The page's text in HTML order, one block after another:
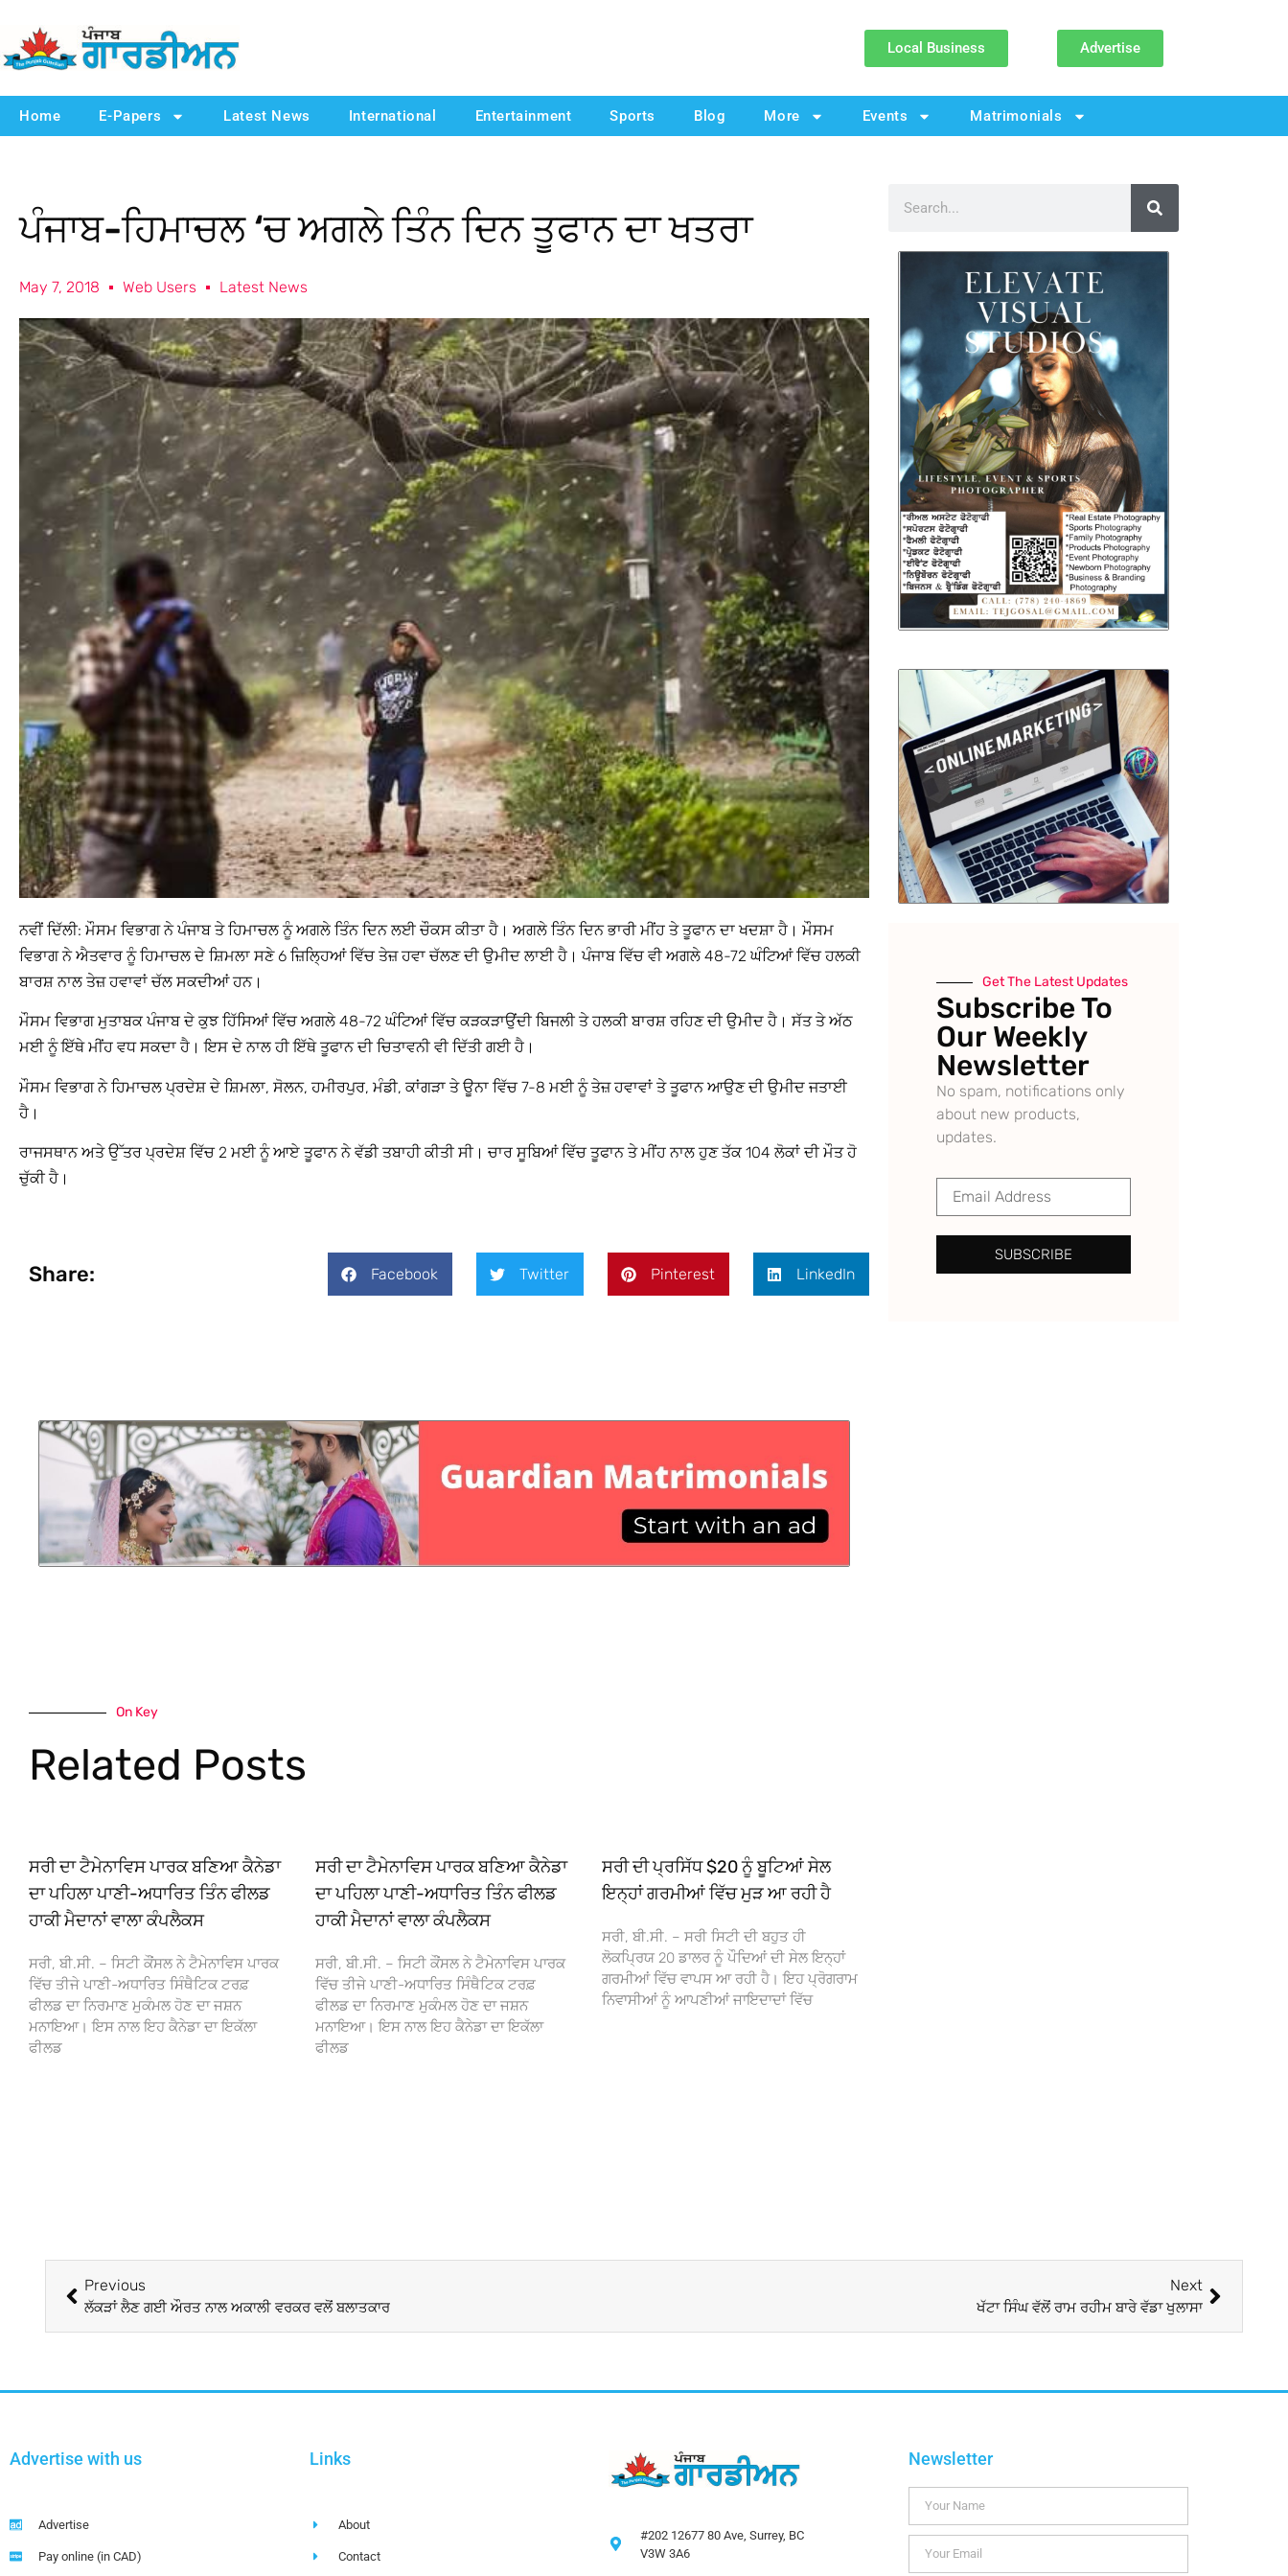
Local Business Advertise
Home E-Papers Latest News International Entertainment Sports Blog More Events Matrimonials
ਪੰਜਾਬ-ਹਿਮਾਚਲ ‘ਚ ਅਗਲੇ ਤਿੰਨ ਦਿਨ ਤੂਫਾਨ ਦਾ ਖਤਰਾ
May 7, 2018 Web Users Latest News
ਨਵੀਂ ਦਿੱਲੀ: ਮੌਸਮ ਵਿਭਾਗ ਨੇ ਪੰਜਾਬ ਤੇ ਹਿਮਾਚਲ ਨੂੰ ਅਗਲੇ ਤਿੰਨ ਦਿਨ ਲਈ ਚੌਕਸ ਕੀਤਾ ਹੈ। ਅਗਲੇ ਤਿੰਨ ਦਿਨ ਭਾਰੀ ਮੀਂਹ ਤੇ ਤੂਫਾਨ ਦਾ ਖਦਸ਼ਾ ਹੈ। ਮੌਸਮ
ਵਿਭਾਗ ਨੇ ਐਤਵਾਰ ਨੂੰ ਹਿਮਾਚਲ ਦੇ ਸ਼ਿਮਲਾ ਸਣੇ 6 ਜ਼ਿਲ੍ਹਿਆਂ ਵਿੱਚ ਤੇਜ਼ ਹਵਾ ਚੱਲਣ ਦੀ ਉਮੀਦ ਲਾਈ ਹੈ। ਪੰਜਾਬ ਵਿੱਚ ਵੀ ਅਗਲੇ 48-72 ਘੰਟਿਆਂ ਵਿੱਚ ਹਲਕੀ
ਬਾਰਸ਼ ਨਾਲ ਤੇਜ਼ ਹਵਾਵਾਂ ਚੱਲ ਸਕਦੀਆਂ ਹਨ।
ਮੌਸਮ ਵਿਭਾਗ ਮੁਤਾਬਕ ਪੰਜਾਬ ਦੇ ਕੁਝ ਹਿੱਸਿਆਂ ਵਿੱਚ ਅਗਲੇ 48-72 ਘੰਟਿਆਂ ਵਿੱਚ ਕੜਕੜਾਉਂਦੀ ਬਿਜਲੀ ਤੇ ਹਲਕੀ ਬਾਰਸ਼ ਰਹਿਣ ਦੀ ਉਮੀਦ ਹੈ। ਸੱਤ ਤੇ ਅੱਠ
ਮਈ ਨੂੰ ਇੱਥੇ ਮੀਂਹ ਵਧ ਸਕਦਾ ਹੈ। ਇਸ ਦੇ ਨਾਲ ਹੀ ਇੱਥੇ ਤੂਫਾਨ ਦੀ ਚਿਤਾਵਨੀ ਵੀ ਦਿੱਤੀ ਗਈ ਹੈ।
ਮੌਸਮ ਵਿਭਾਗ ਨੇ ਹਿਮਾਚਲ ਪ੍ਰਦੇਸ਼ ਦੇ ਸ਼ਿਮਲਾ, ਸੋਲਨ, ਹਮੀਰਪੁਰ, ਮੰਡੀ, ਕਾਂਗੜਾ ਤੇ ਊਨਾ ਵਿੱਚ 7-8 ਮਈ ਨੂੰ ਤੇਜ਼ ਹਵਾਵਾਂ ਤੇ ਤੂਫਾਨ ਆਉਣ ਦੀ ਉਮੀਦ ਜਤਾਈ
ਹੈ।
ਰਾਜਸਥਾਨ ਅਤੇ ਉੱਤਰ ਪ੍ਰਦੇਸ਼ ਵਿੱਚ 2 ਮਈ ਨੂੰ ਆਏ ਤੂਫਾਨ ਨੇ ਵੱਡੀ ਤਬਾਹੀ ਕੀਤੀ ਸੀ। ਚਾਰ ਸੂਬਿਆਂ ਵਿੱਚ ਤੂਫਾਨ ਤੇ ਮੀਂਹ ਨਾਲ ਹੁਣ ਤੱਕ 104 ਲੋਕਾਂ ਦੀ ਮੌਤ ਹੋ
ਚੁੱਕੀ ਹੈ।
Share: Facebook Twitter Pinterest LinkedIn
On Key
Related Posts
ਸਰੀ ਦਾ ਟੈਮੇਨਾਵਿਸ ਪਾਰਕ ਬਣਿਆ ਕੈਨੇਡਾ
ਦਾ ਪਹਿਲਾ ਪਾਣੀ-ਅਧਾਰਿਤ ਤਿੰਨ ਫੀਲਡ
ਹਾਕੀ ਮੈਦਾਨਾਂ ਵਾਲਾ ਕੰਪਲੈਕਸ
ਸਰੀ, ਬੀ.ਸੀ. – ਸਿਟੀ ਕੌਂਸਲ ਨੇ ਟੈਮੇਨਾਵਿਸ ਪਾਰਕ
ਵਿੱਚ ਤੀਜੇ ਪਾਣੀ-ਅਧਾਰਿਤ ਸਿੰਥੈਟਿਕ ਟਰਫ਼
ਫੀਲਡ ਦਾ ਨਿਰਮਾਣ ਮੁਕੰਮਲ ਹੋਣ ਦਾ ਜਸ਼ਨ
ਮਨਾਇਆ। ਇਸ ਨਾਲ ਇਹ ਕੈਨੇਡਾ ਦਾ ਇਕੱਲਾ
ਫੀਲਡ
ਸਰੀ ਦਾ ਟੈਮੇਨਾਵਿਸ ਪਾਰਕ ਬਣਿਆ ਕੈਨੇਡਾ
ਦਾ ਪਹਿਲਾ ਪਾਣੀ-ਅਧਾਰਿਤ ਤਿੰਨ ਫੀਲਡ
ਹਾਕੀ ਮੈਦਾਨਾਂ ਵਾਲਾ ਕੰਪਲੈਕਸ
ਸਰੀ, ਬੀ.ਸੀ. – ਸਿਟੀ ਕੌਂਸਲ ਨੇ ਟੈਮੇਨਾਵਿਸ ਪਾਰਕ
ਵਿੱਚ ਤੀਜੇ ਪਾਣੀ-ਅਧਾਰਿਤ ਸਿੰਥੈਟਿਕ ਟਰਫ਼
ਫੀਲਡ ਦਾ ਨਿਰਮਾਣ ਮੁਕੰਮਲ ਹੋਣ ਦਾ ਜਸ਼ਨ
ਮਨਾਇਆ। ਇਸ ਨਾਲ ਇਹ ਕੈਨੇਡਾ ਦਾ ਇਕੱਲਾ
ਫੀਲਡ
ਸਰੀ ਦੀ ਪ੍ਰਸਿੱਧ $20 ਨੂੰ ਬੂਟਿਆਂ ਸੇਲ
ਇਨ੍ਹਾਂ ਗਰਮੀਆਂ ਵਿੱਚ ਮੁੜ ਆ ਰਹੀ ਹੈ
ਸਰੀ, ਬੀ.ਸੀ. – ਸਰੀ ਸਿਟੀ ਦੀ ਬਹੁਤ ਹੀ
ਲੋਕਪ੍ਰਿਯ 20 ਡਾਲਰ ਨੂੰ ਪੌਦਿਆਂ ਦੀ ਸੇਲ ਇਨ੍ਹਾਂ
ਗਰਮੀਆਂ ਵਿੱਚ ਵਾਪਸ ਆ ਰਹੀ ਹੈ। ਇਹ ਪ੍ਰੋਗਰਾਮ
ਨਿਵਾਸੀਆਂ ਨੂੰ ਆਪਣੀਆਂ ਜਾਇਦਾਦਾਂ ਵਿੱਚ
Get The Latest Updates
Subscribe To
Our Weekly
Newsletter
No spam, notifications only
about new products,
updates.
SUBSCRIBE
Previous
ਲੱਕੜਾਂ ਲੈਣ ਗਈ ਔਰਤ ਨਾਲ ਅਕਾਲੀ ਵਰਕਰ ਵਲੋਂ ਬਲਾਤਕਾਰ
Next
ਖੱਟਾ ਸਿੰਘ ਵੱਲੋਂ ਰਾਮ ਰਹੀਮ ਬਾਰੇ ਵੱਡਾ ਖੁਲਾਸਾ
Advertise with us
Advertise
Pay online (in CAD)
Links
About
Contact
#202 12677 80 Ave, Surrey, BC
V3W 3A6
Newsletter